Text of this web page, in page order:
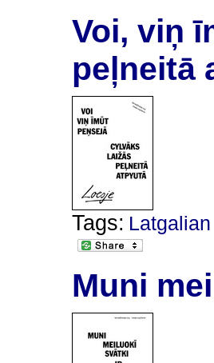
Voi, viņ
peļneitā
Tags: Latgalian
Muni